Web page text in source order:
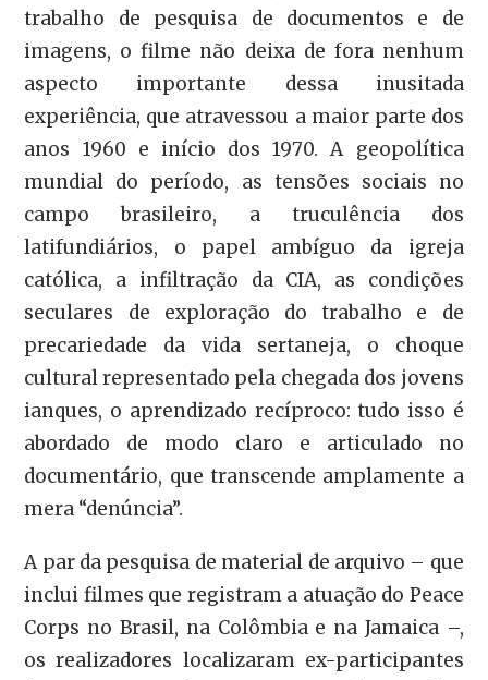
trabalho de pesquisa de documentos e de
imagens, o filme não deixa de fora nenhum
aspecto importante dessa inusitada
experiência, que atravessou a maior parte dos
anos 1960 e início dos 1970. A geopolítica
mundial do período, as tensões sociais no
campo brasileiro, a truculência dos
latifundiários, o papel ambíguo da igreja
católica, a infiltração da CIA, as condições
seculares de exploração do trabalho e de
precariedade da vida sertaneja, o choque
cultural representado pela chegada dos jovens
ianques, o aprendizado recíproco: tudo isso é
abordado de modo claro e articulado no
documentário, que transcende amplamente a
mera “denúncia”.
A par da pesquisa de material de arquivo – que
inclui filmes que registram a atuação do Peace
Corps no Brasil, na Colômbia e na Jamaica –,
os realizadores localizaram ex-participantes